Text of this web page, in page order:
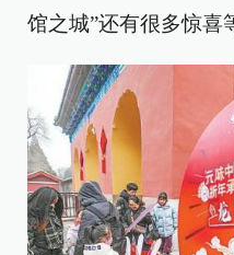
馆之城”还有很多惊喜